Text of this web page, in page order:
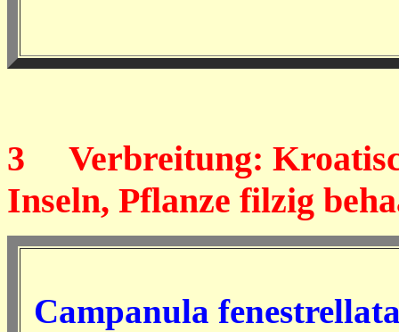
3 Verbreitung:
Inseln, Pflanze filzig
Campanula